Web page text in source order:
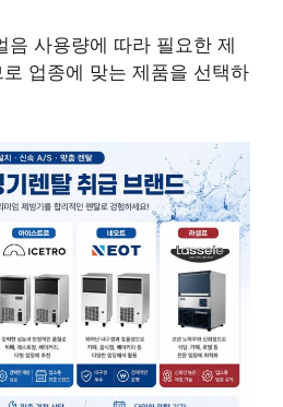
음 사용량에 따라 필요한 제
업종에 맞는 제품을 선택하